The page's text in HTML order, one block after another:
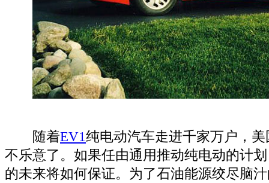
随着EV1纯电动汽车走进千家万户，
不乐意了。如果任由通用推动纯电动的计
的未来将如何保证。为了石油能源绞尽脑